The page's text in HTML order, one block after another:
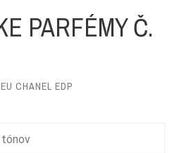
PARFÉMY Č.
CHANEL EDP
tónov